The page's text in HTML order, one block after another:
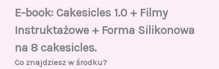
E-book: Cakesicles 1.0 + Filmy
Instruktażowe + Forma Silikonowa
na 8 cakesicles.
Co znajdziesz w środku?